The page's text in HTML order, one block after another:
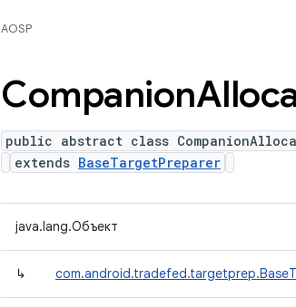
AOSP
Companion
public abstract class
extends BaseTargetPreparer
java.lang.Объект
↳